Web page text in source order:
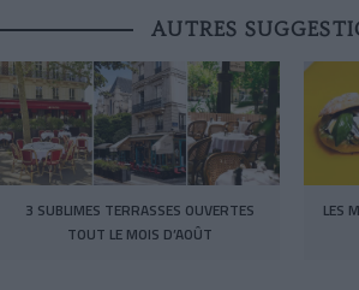
AUTRES
3 SUBLIMES TERRASSES OUVERTES
TOUT LE MOIS D’AOÛT
LES